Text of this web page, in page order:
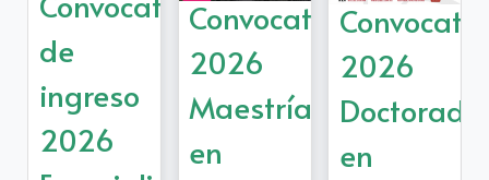
de
ingreso
2026
Convocatoria
2026
Maestría
en
2026
Doctorado
en